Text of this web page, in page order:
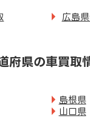
広島
府県の車買取
島根県
山口県